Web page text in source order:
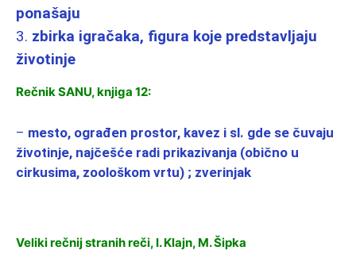
ponašaju
3. zbirka igračaka, figura koje predstavljaju
životinje
Rečnik SANU, knjiga 12:
– mesto, ograđen prostor, kavez i sl. gde se čuvaju
životinje, najčešće radi prikazivanja (obično u
cirkusima, zoološkom vrtu) ; zverinjak
Veliki rečnij stranih reči, I. Klajn, M. Šipka